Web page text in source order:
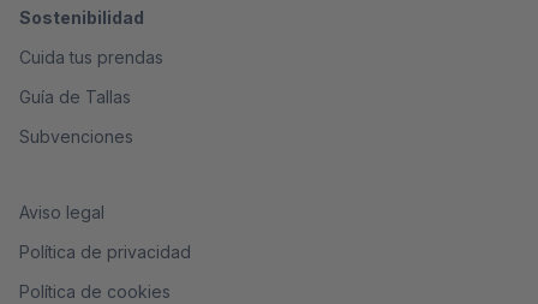
Sostenibilidad
Cuida tus prendas
Guía de Tallas
Subvenciones
Aviso legal
Política de privacidad
Política de cookies